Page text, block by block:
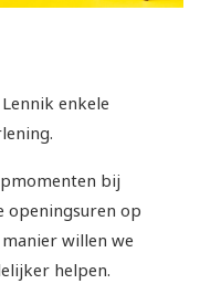
enkele
bij
openingsuren op
willen we
helpen.